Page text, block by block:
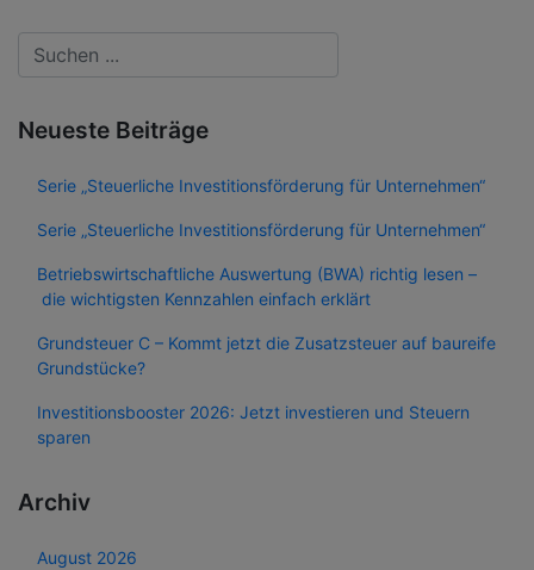
Neueste Beiträge
Serie „Steuerliche Investitionsförderung für Unternehmen“
Serie „Steuerliche Investitionsförderung für Unternehmen“
Betriebswirtschaftliche Auswertung (BWA) richtig lesen –
die wichtigsten Kennzahlen einfach erklärt
Grundsteuer C – Kommt jetzt die Zusatzsteuer auf baureife
Grundstücke?
Investitionsbooster 2026: Jetzt investieren und Steuern
sparen
Archiv
August 2026